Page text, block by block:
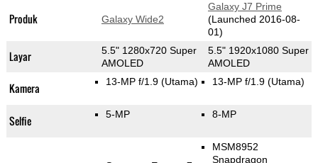
Produk Galaxy Wide2
Galaxy J7 Prime
(Launched 2016-08-
01)
Layar
5.5" 1280x720 Super
AMOLED
5.5" 1920x1080 Super
AMOLED
Kamera 13-MP f/1.9 (Utama) 13-MP f/1.9 (Utama)
Selfie 5-MP 8-MP
MSM8952
Snapdragon